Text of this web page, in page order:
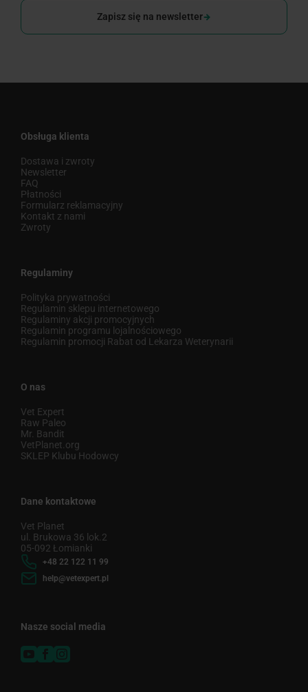
Zapisz się na newsletter
Obsługa klienta
Dostawa i zwroty
Newsletter
FAQ
Płatności
Formularz reklamacyjny
Kontakt z nami
Zwroty
Regulaminy
Polityka prywatności
Regulamin sklepu internetowego
Regulaminy akcji promocyjnych
Regulamin programu lojalnościowego
Regulamin promocji Rabat od Lekarza Weterynarii
O nas
Vet Expert
Raw Paleo
Mr. Bandit
VetPlanet.org
SKLEP Klubu Hodowcy
Dane kontaktowe
Vet Planet
ul. Brukowa 36 lok.2
05-092 Łomianki
+48 22 122 11 99
help@vetexpert.pl
Nasze social media